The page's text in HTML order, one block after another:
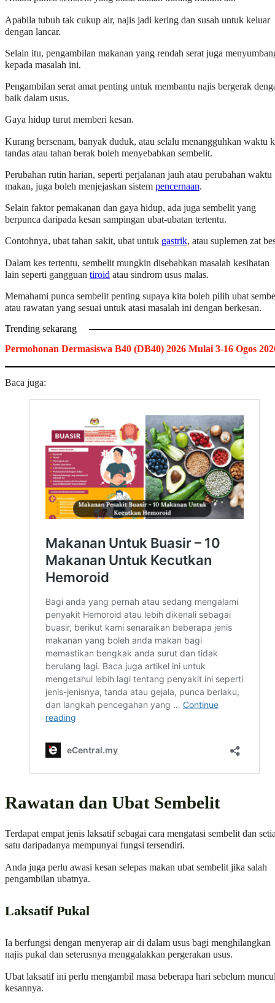
Apabila tubuh tak cukup air, najis jadi kering dan susah untuk keluar
dengan lancar.
Selain itu, pengambilan makanan yang rendah serat juga
kepada masalah ini.
Pengambilan serat amat penting untuk membantu najis bergerak
baik dalam usus.
Gaya hidup turut memberi kesan.
Kurang bersenam, banyak duduk, atau selalu menangguhkan waktu
tandas atau tahan berak boleh menyebabkan sembelit.
Perubahan rutin harian, seperti perjalanan jauh atau perubahan waktu
makan, juga boleh menjejaskan sistem pencernaan.
Selain faktor pemakanan dan gaya hidup, ada juga sembelit yang
berpunca daripada kesan sampingan ubat-ubatan tertentu.
Contohnya, ubat tahan sakit, ubat untuk gastrik, atau suplemen zat
Dalam kes tertentu, sembelit mungkin disebabkan masalah kesihatan
lain seperti gangguan tiroid atau sindrom usus malas.
Memahami punca sembelit penting supaya kita boleh pilih ubat
atau rawatan yang sesuai untuk atasi masalah ini dengan berkesan.
Trending sekarang
Permohonan Dermasiswa B40 (DB40) 2026 Mulai 3-16 Ogos
Baca juga:
Rawatan dan Ubat Sembelit
Terdapat empat jenis laksatif sebagai cara mengatasi sembelit dan
satu daripadanya mempunyai fungsi tersendiri.
Anda juga perlu awasi kesan selepas makan ubat sembelit jika salah
pengambilan ubatnya.
Laksatif Pukal
Ia berfungsi dengan menyerap air di dalam usus bagi menghilangkan
najis pukal dan seterusnya menggalakkan pergerakan usus.
Ubat laksatif ini perlu mengambil masa beberapa hari sebelum
kesannya.